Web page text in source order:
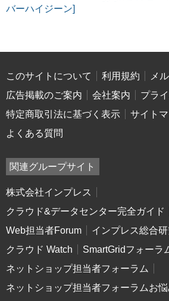
バーハイジーン]
このサイトについて 利用規約
メ
広告掲載のご案内
会社案内
プラ
特定商取引法に基づく表示
サイト
よくある質問
関連グループサイト
株式会社インプレス
クラウド&データセンター完全ガイド
Web担当者Forum
インプレス総合
クラウド Watch
SmartGridフォーラ
ネットショップ担当者フォーラム
ネットショップ担当者フォーラムお